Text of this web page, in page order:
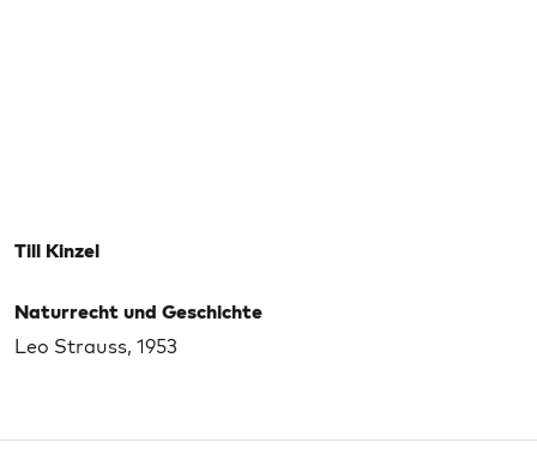
Till Kinzel
Naturrecht und Geschichte
Leo Strauss, 1953